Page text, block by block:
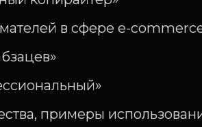
в сфере e-
примеры